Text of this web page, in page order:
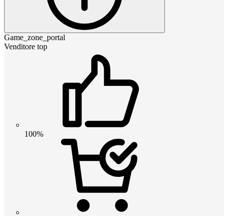
Game_zone_portal
Venditore top
100%